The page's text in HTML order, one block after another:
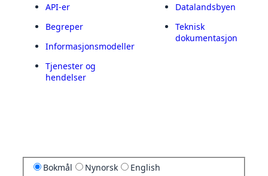
API-er
Begreper
Informasjonsmodeller
Tjenester og
hendelser
Datalandsbyen
Teknisk
dokumentasjon
Bokmål Nynorsk English